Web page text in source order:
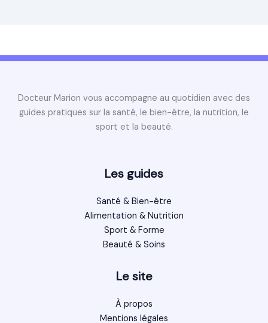
Docteur Marion vous accompagne au quotidien avec des
guides pratiques sur la santé, le bien-être, la nutrition, le
sport et la beauté.
Les guides
Santé & Bien-être
Alimentation & Nutrition
Sport & Forme
Beauté & Soins
Le site
À propos
Mentions légales